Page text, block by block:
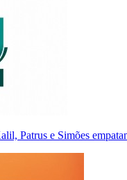
Patrus e Simões